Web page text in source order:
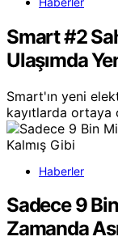
Smart #2
Ulaşımda
Smart'ın yeni
kayıtlarda ortaya
Haberler
Sadece 9
Zamanda